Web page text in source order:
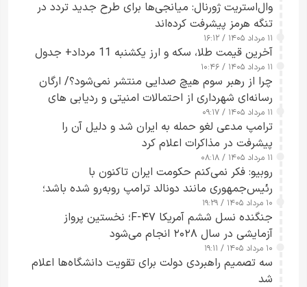
وال‌استریت ژورنال: میانجی‌ها برای طرح جدید تردد در
تنگه هرمز پیشرفت کرده‌اند
۱۱ مرداد ۱۴۰۵ / ۱۶:۱۲
آخرین قیمت طلا، سکه و ارز یکشنبه 11 مرداد+ جدول
۱۱ مرداد ۱۴۰۵ / ۱۰:۴۶
چرا از رهبر سوم هیچ صدایی منتشر نمی‌شود؟/ ارگان
رسانه‌ای شهرداری از احتمالات امنیتی و ردیابی های
جاسوسی گفت
۱۱ مرداد ۱۴۰۵ / ۰۹:۱۷
ترامپ مدعی لغو حمله به ایران شد و دلیل آن را
پیشرفت در مذاکرات اعلام کرد
۱۱ مرداد ۱۴۰۵ / ۰۸:۱۸
روبیو: فکر نمی‌کنم حکومت ایران تاکنون با
رئیس‌جمهوری مانند دونالد ترامپ روبه‌رو شده باشد؛
کسی که واقعاً دست به اقدام می‌زند
۱۰ مرداد ۱۴۰۵ / ۱۹:۲۹
جنگنده نسل ششم آمریکا F-۴۷؛ نخستین پرواز
آزمایشی در سال ۲۰۲۸ انجام می‌شود
۱۰ مرداد ۱۴۰۵ / ۱۹:۱۱
سه تصمیم راهبردی دولت برای تقویت دانشگاه‌ها اعلام
شد